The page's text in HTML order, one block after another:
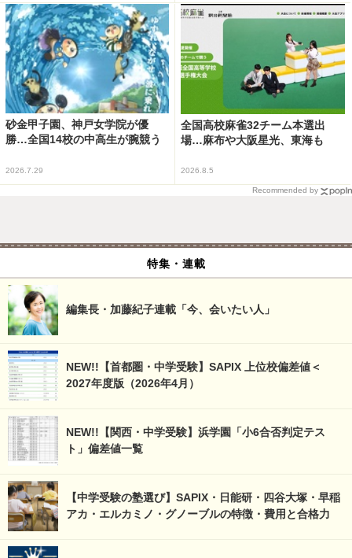
砂金甲子園、神戸女学院が優
勝…全国14校の中高生が腕競う
2026.7.29
全国高校麻雀32チーム本選出
場…麻布や大阪星光、東海も
2026.8.5
Recommended by
特集・連載
編集長・加藤紀子連載「今、会いたい人」
NEW!!【首都圏・中学受験】SAPIX 上位校偏差値＜
2027年度版（2026年4月）
NEW!!【関西・中学受験】浜学園「小6合否判定テス
ト」偏差値一覧
【中学受験の塾選び】SAPIX・日能研・四谷大塚・早稲
アカ・エルカミノ・グノーブルの特徴・費用と合格力